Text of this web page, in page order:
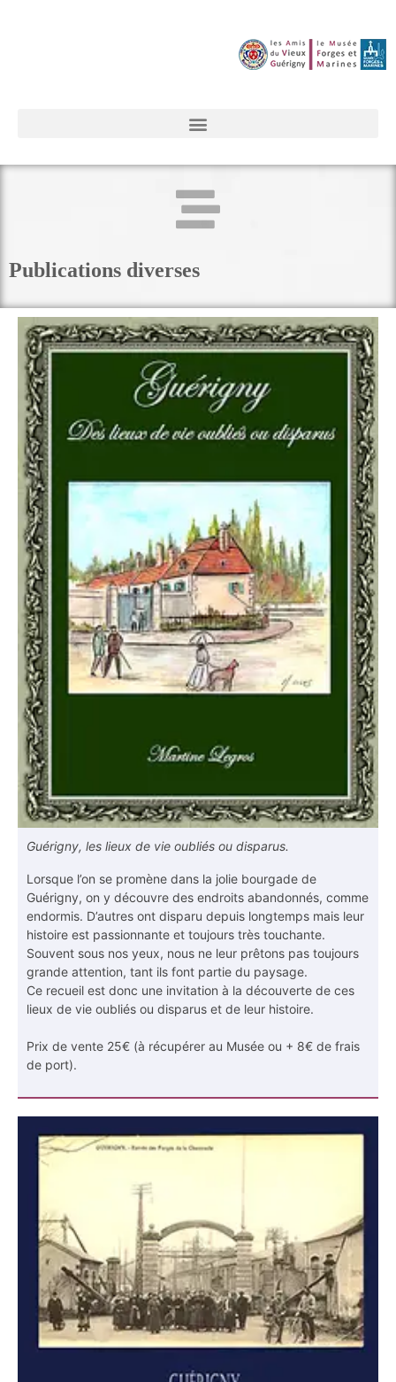
Publications diverses
Guérigny, les lieux de vie oubliés ou disparus.
Lorsque l’on se promène dans la jolie bourgade de
Guérigny, on y découvre des endroits abandonnés, comme
endormis. D’autres ont disparu depuis longtemps mais leur
histoire est passionnante et toujours très touchante.
Souvent sous nos yeux, nous ne leur prêtons pas toujours
grande attention, tant ils font partie du paysage.
Ce recueil est donc une invitation à la découverte de ces
lieux de vie oubliés ou disparus et de leur histoire.
Prix de vente 25€ (à récupérer au Musée ou + 8€ de frais
de port).